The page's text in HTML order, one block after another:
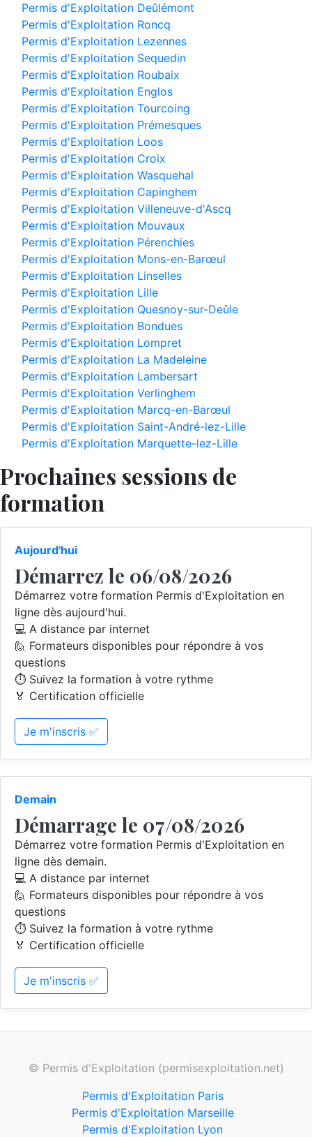
Permis d'Exploitation Deûlémont
Permis d'Exploitation Roncq
Permis d'Exploitation Lezennes
Permis d'Exploitation Sequedin
Permis d'Exploitation Roubaix
Permis d'Exploitation Englos
Permis d'Exploitation Tourcoing
Permis d'Exploitation Prémesques
Permis d'Exploitation Loos
Permis d'Exploitation Croix
Permis d'Exploitation Wasquehal
Permis d'Exploitation Capinghem
Permis d'Exploitation Villeneuve-d'Ascq
Permis d'Exploitation Mouvaux
Permis d'Exploitation Pérenchies
Permis d'Exploitation Mons-en-Barœul
Permis d'Exploitation Linselles
Permis d'Exploitation Lille
Permis d'Exploitation Quesnoy-sur-Deûle
Permis d'Exploitation Bondues
Permis d'Exploitation Lompret
Permis d'Exploitation La Madeleine
Permis d'Exploitation Lambersart
Permis d'Exploitation Verlinghem
Permis d'Exploitation Marcq-en-Barœul
Permis d'Exploitation Saint-André-lez-Lille
Permis d'Exploitation Marquette-lez-Lille
Prochaines sessions de
formation
Aujourd'hui
Démarrez le 06/08/2026
Démarrez votre formation Permis d'Exploitation en
ligne dès aujourd'hui.
💻 A distance par internet
🙋 Formateurs disponibles pour répondre à vos
questions
⏱️ Suivez la formation à votre rythme
🏅 Certification officielle
Je m'inscris ✅
Demain
Démarrage le 07/08/2026
Démarrez votre formation Permis d'Exploitation en
ligne dès demain.
💻 A distance par internet
🙋 Formateurs disponibles pour répondre à vos
questions
⏱️ Suivez la formation à votre rythme
🏅 Certification officielle
Je m'inscris ✅
© Permis d'Exploitation (permisexploitation.net)
Permis d'Exploitation Paris
Permis d'Exploitation Marseille
Permis d'Exploitation Lyon